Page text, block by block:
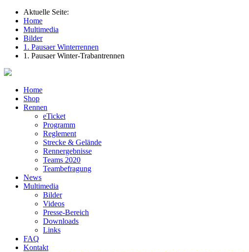
Aktuelle Seite:
Home
Multimedia
Bilder
1. Pausaer Winterrennen
1. Pausaer Winter-Trabantrennen
Home
Shop
Rennen
eTicket
Programm
Reglement
Strecke & Gelände
Rennergebnisse
Teams 2020
Teambefragung
News
Multimedia
Bilder
Videos
Presse-Bereich
Downloads
Links
FAQ
Kontakt